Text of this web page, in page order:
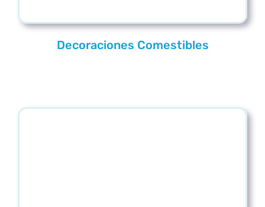
Decoraciones Comestibles